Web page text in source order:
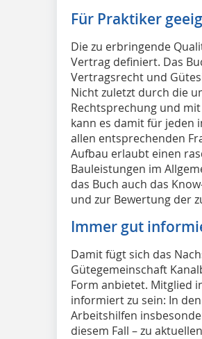
Für Praktiker
Die zu erbringende
Vertrag definiert. Das
Vertragsrecht und
Nicht zuletzt durch die
Rechtsprechung und
kann es damit für jeden
allen entsprechenden
Aufbau erlaubt einen
Bauleistungen im
das Buch auch das
und zur Bewertung der
Immer gut
Damit fügt sich das
Gütegemeinschaft
Form anbietet. Mitglied
informiert zu sein: In
Arbeitshilfen
diesem Fall – zu